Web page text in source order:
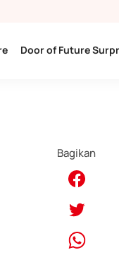
Door of Future
Bagikan